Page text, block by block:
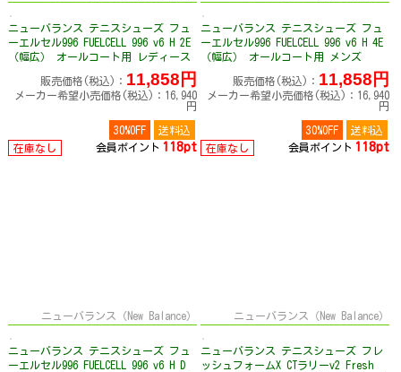
ニューバランス テニスシューズ フュ
ーエルセル996 FUELCELL 996 v6 H 2E
（幅広） オールコート用 レディース
販売価格(税込)： 11,858円
メーカー希望小売価格(税込)：16,940
円
30%OFF
送料込
在庫なし
会員ポイント 118pt
ニューバランス テニスシューズ フュ
ーエルセル996 FUELCELL 996 v6 H 4E
（幅広） オールコート用 メンズ
販売価格(税込)： 11,858円
メーカー希望小売価格(税込)：16,940
円
30%OFF
送料込
在庫なし
会員ポイント 118pt
ニューバランス（New Balance）
ニューバランス テニスシューズ フュ
ーエルセル996 FUELCELL 996 v6 H D
ニューバランス（New Balance）
ニューバランス テニスシューズ フレ
ッシュフォームX CTラリーv2 Fresh